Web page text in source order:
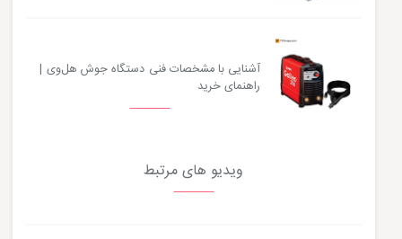
آشنایی با مشخصات فنی دستگاه جوش هل‌وی |
راهنمای خرید
ویدیو های مرتبط